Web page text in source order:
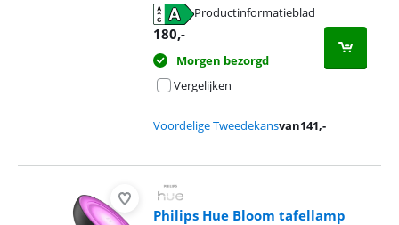
Productinformatieblad
180,-
Morgen bezorgd
Vergelijken
Voordelige Tweedekansvan141,-
Philips Hue Bloom tafellamp